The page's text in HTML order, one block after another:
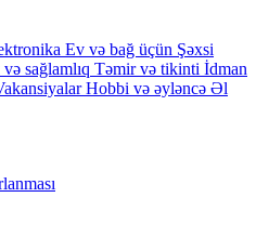
Ev və bağ üçün Şəxsi
sağlamlıq Təmir və tikinti İdman
Hobbi və əyləncə Əl